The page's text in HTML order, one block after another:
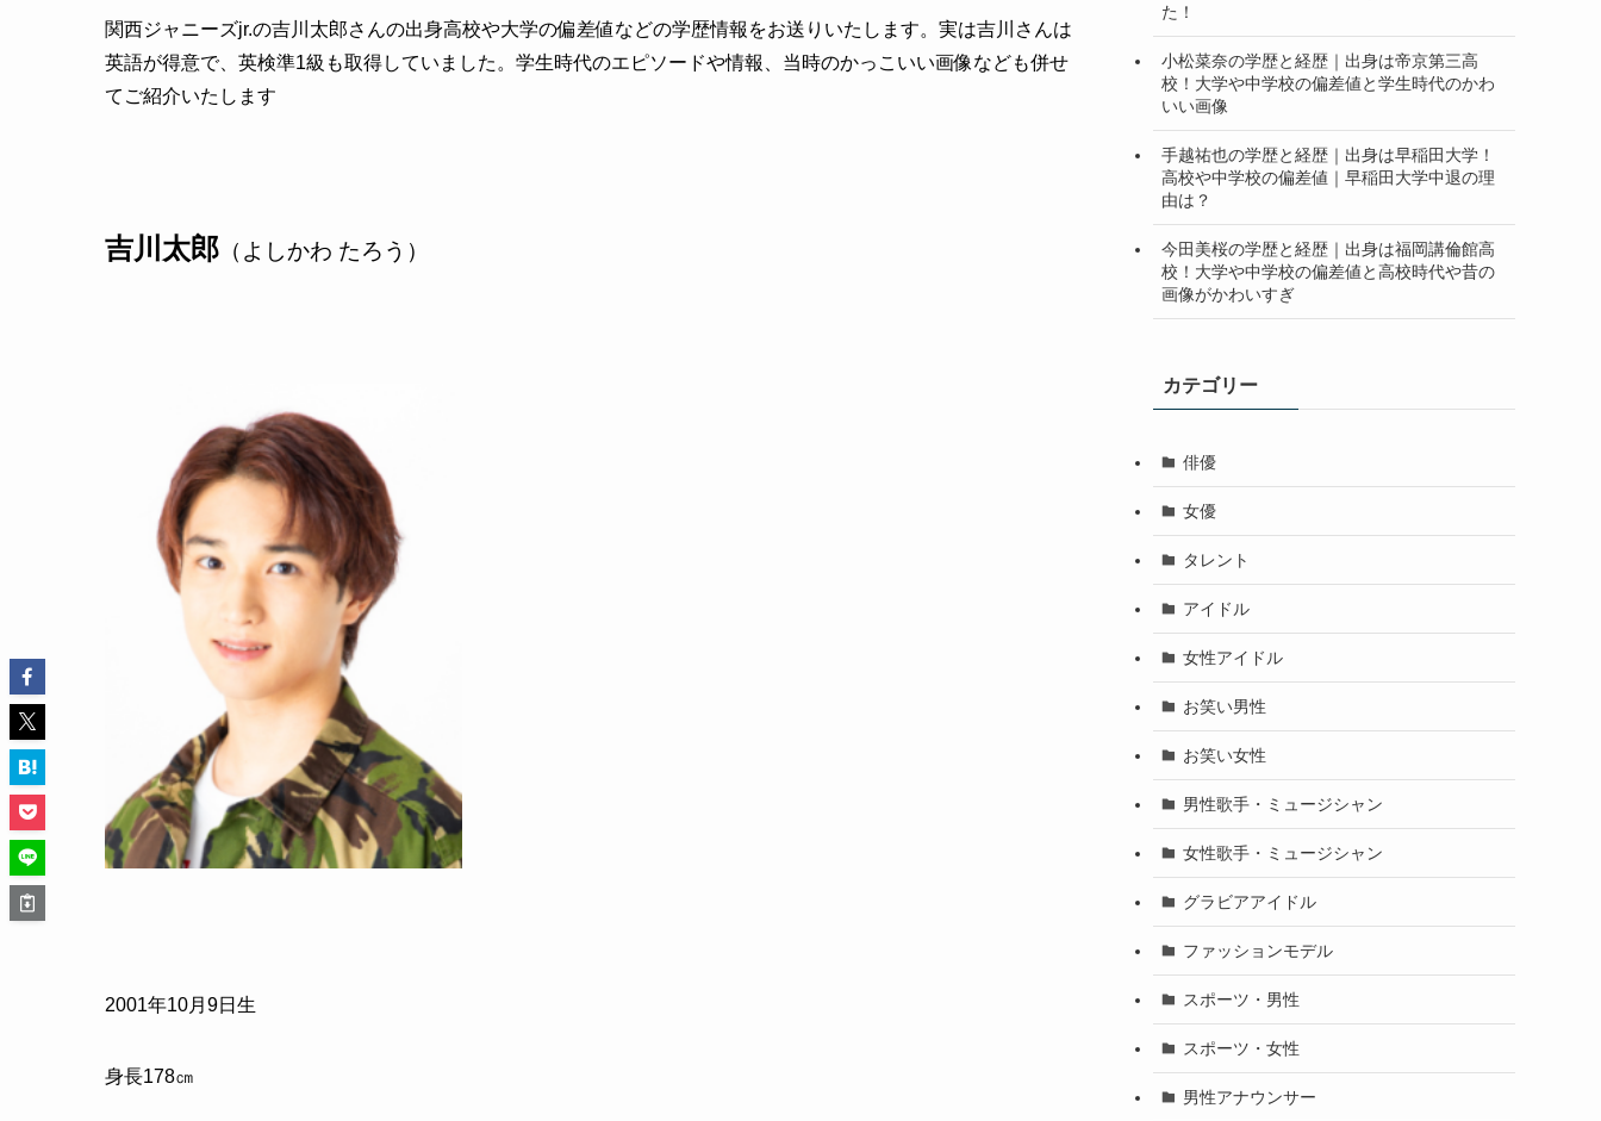
関西ジャニーズjr.の吉川太郎さんの出身高校や大学の偏差値などの学歴情報をお送りいたします。実は吉川さんは
英語が得意で、英検準1級も取得していました。学生時代のエピソードや情報、当時のかっこいい画像なども併せ
てご紹介いたします
吉川太郎 （よしかわ たろう）
2001年10月9日生
身長178㎝
た！
小松菜奈の学歴と経歴｜出身は帝京第三高
校！大学や中学校の偏差値と学生時代のかわ
いい画像
手越祐也の学歴と経歴｜出身は早稲田大学！
高校や中学校の偏差値｜早稲田大学中退の理
由は？
今田美桜の学歴と経歴｜出身は福岡講倫館高
校！大学や中学校の偏差値と高校時代や昔の
画像がかわいすぎ
カテゴリー
俳優
女優
タレント
アイドル
女性アイドル
お笑い男性
お笑い女性
男性歌手・ミュージシャン
女性歌手・ミュージシャン
グラビアアイドル
ファッションモデル
スポーツ・男性
スポーツ・女性
男性アナウンサー